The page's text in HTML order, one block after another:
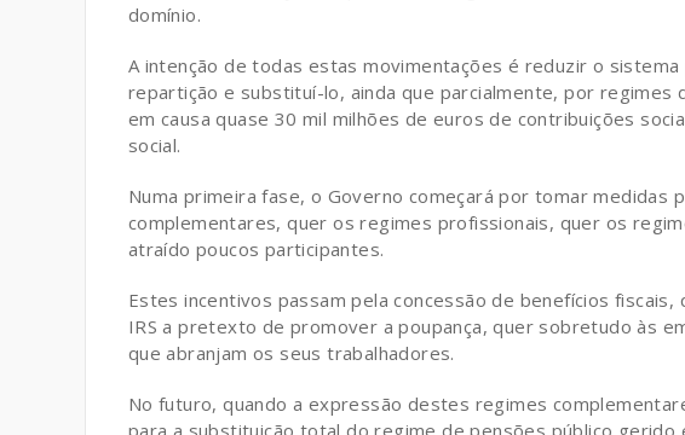
domínio.
A intenção de todas estas movimentações é reduzir o
repartição e substituí-lo, ainda que parcialmente, por regimes
em causa quase 30 mil milhões de euros de contribuições
social.
Numa primeira fase, o Governo começará por tomar medidas
complementares, quer os regimes profissionais, quer os
atraído poucos participantes.
Estes incentivos passam pela concessão de benefícios
IRS a pretexto de promover a poupança, quer sobretudo às
que abranjam os seus trabalhadores.
No futuro, quando a expressão destes regimes
para a substituição total do regime de pensões público